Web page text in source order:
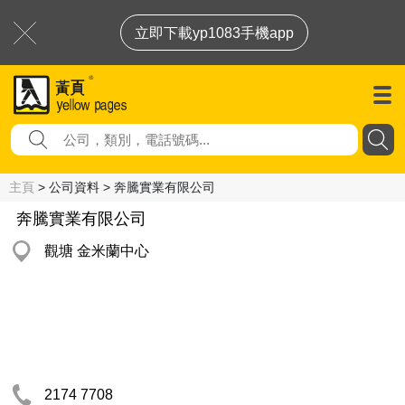
立即下載yp1083手機app
主頁 > 公司資料 > 奔騰實業有限公司
奔騰實業有限公司
觀塘 金米蘭中心
2174 7708